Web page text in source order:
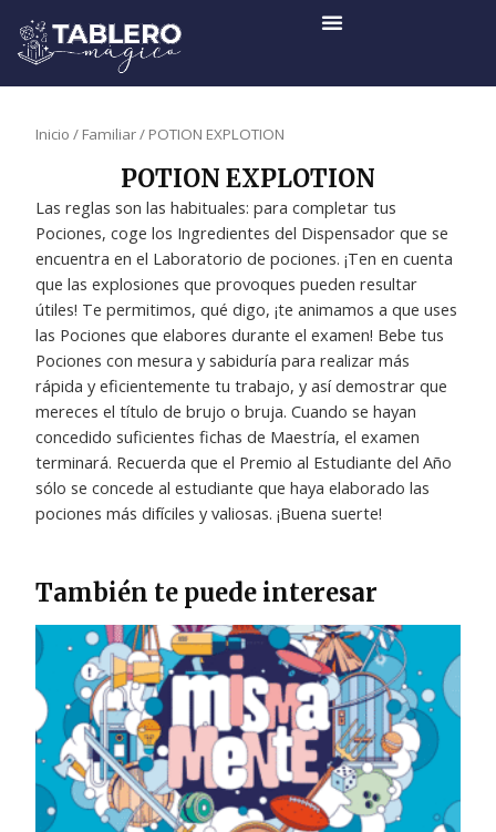
contenido
Inicio / Familiar/ POTION EXPLOTION
POTION EXPLOTION
Las reglas son las habituales: para completar tus
Pociones, coge los Ingredientes del Dispensador que se
encuentra en el Laboratorio de pociones. ¡Ten en cuenta
que las explosiones que provoques pueden resultar
útiles! Te permitimos, qué digo, ¡te animamos a que uses
las Pociones que elabores durante el examen! Bebe tus
Pociones con mesura y sabiduría para realizar más
rápida y eficientemente tu trabajo, y así demostrar que
mereces el título de brujo o bruja. Cuando se hayan
concedido suficientes fichas de Maestría, el examen
terminará. Recuerda que el Premio al Estudiante del Año
sólo se concede al estudiante que haya elaborado las
pociones más difíciles y valiosas. ¡Buena suerte!
También te puede interesar